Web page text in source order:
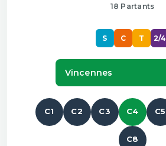
18 Partants
S C T 2/4
Vincennes
C1 C2 C3 C4 C5
C8